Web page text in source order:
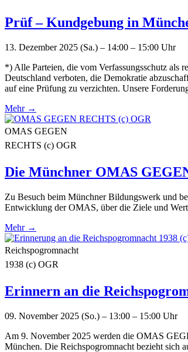
Prüf – Kundgebung in
13. Dezember 2025 (Sa.) – 14:00 – 15:00 Uhr
*) Alle Parteien, die vom Verfassungsschutz als
Deutschland verboten, die Demokratie
auf eine Prüfung zu verzichten. Unsere
Mehr →
OMAS GEGEN
RECHTS (c) OGR
Die Münchner OMAS
Zu Besuch beim Münchner Bildungswerk und
Entwicklung der OMAS, über die Ziele und
Mehr →
Reichspogromnacht
1938 (c) OGR
Erinnern an die
09. November 2025 (So.) – 13:00 – 15:00 Uhr
Am 9. November 2025 werden die OMAS
München. Die Reichspogromnacht bezieht